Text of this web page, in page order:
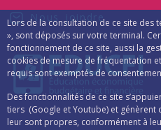
Lors de la consultation de ce site des
», sont déposés sur votre terminal.
fonctionnement de ce site, aussi la
cookies de mesure de fréquentation
requis sont exemptés de
Des fonctionnalités de ce site
tiers (Google et Youtube) et génèrent
leur sont propres, conformément à
Nous joindre